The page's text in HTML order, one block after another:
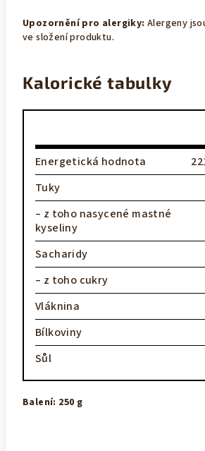
Upozornění pro alergiky: Alergeny
ve složení produktu.
Kalorické tabulky
Energetická hodnota
Tuky
– z toho nasycené mastné
kyseliny
Sacharidy
– z toho cukry
Vláknina
Bílkoviny
Sůl
Balení: 250 g